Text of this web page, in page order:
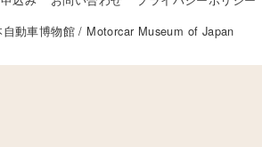
動車博物館 / Motorcar Museum of Japan